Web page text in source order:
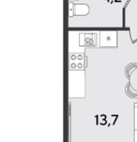
2-комнатная